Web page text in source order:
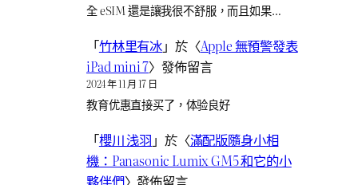
全 eSIM 還是讓我很不舒服，而且如果…
「竹林里有冰」於〈Apple 無預警發表
iPad mini 7〉發佈留言
2024 年 11 月 17 日
教育优惠直接买了，体验良好
「櫻川 浅羽 」於〈滿配版隨身小相
機：Panasonic Lumix GM5 和它的小
夥伴們〉發佈留言